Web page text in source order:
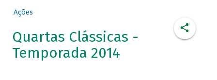
Ações
Quartas Clássicas -
Temporada 2014